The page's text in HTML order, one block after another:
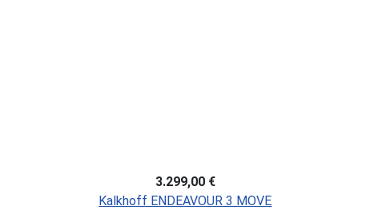
3.299,00 €
Kalkhoff ENDEAVOUR 3 MOVE